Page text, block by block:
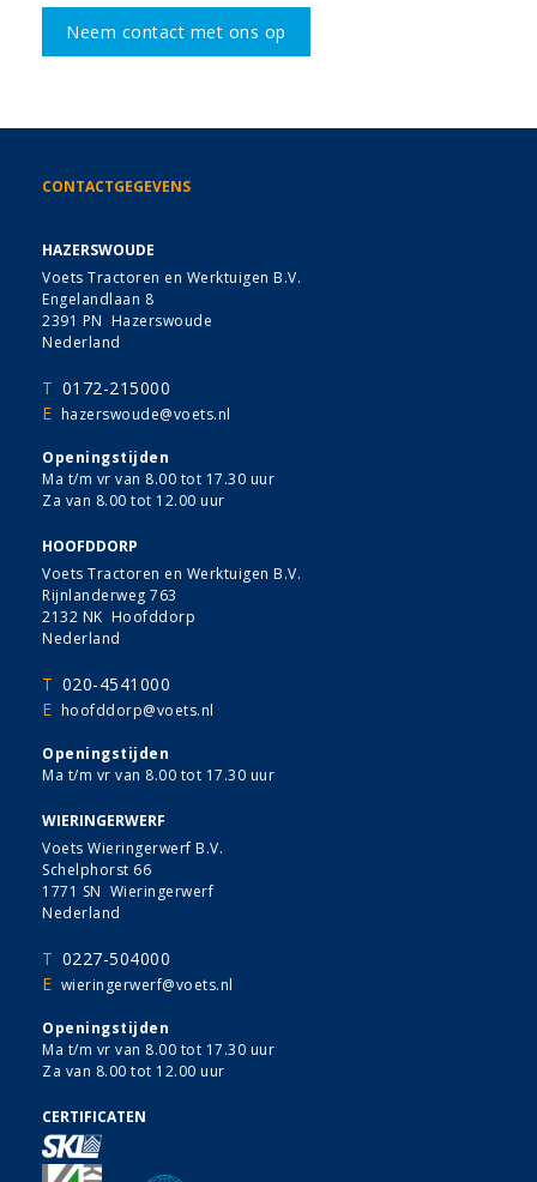
Neem contact met ons op
CONTACTGEGEVENS
HAZERSWOUDE
Voets Tractoren en Werktuigen B.V.
Engelandlaan 8
2391 PN Hazerswoude
Nederland
T 0172-215000
E hazerswoude@voets.nl
Openingstijden
Ma t/m vr van 8.00 tot 17.30 uur
Za van 8.00 tot 12.00 uur
HOOFDDORP
Voets Tractoren en Werktuigen B.V.
Rijnlanderweg 763
2132 NK Hoofddorp
Nederland
T 020-4541000
E hoofddorp@voets.nl
Openingstijden
Ma t/m vr van 8.00 tot 17.30 uur
WIERINGERWERF
Voets Wieringerwerf B.V.
Schelphorst 66
1771 SN Wieringerwerf
Nederland
T 0227-504000
E wieringerwerf@voets.nl
Openingstijden
Ma t/m vr van 8.00 tot 17.30 uur
Za van 8.00 tot 12.00 uur
CERTIFICATEN